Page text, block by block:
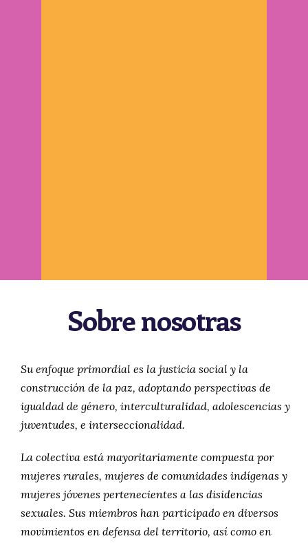
Sobre nosotras
Su enfoque primordial es la justicia social y la
construcción de la paz, adoptando perspectivas de
igualdad de género, interculturalidad, adolescencias y
juventudes, e interseccionalidad.
La colectiva está mayoritariamente compuesta por
mujeres rurales, mujeres de comunidades indígenas y
mujeres jóvenes pertenecientes a las disidencias
sexuales. Sus miembros han participado en diversos
movimientos en defensa del territorio, así como en